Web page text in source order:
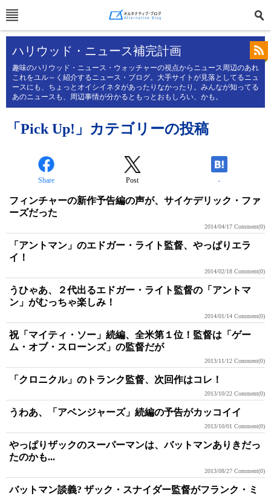
ハリウッド・ニュース補完計画
趣味のハリウッド・ニュース・ウォッチャーの視点からニュース周辺のあれ
これをユル～く紹介するニュース・ブログ。大手サイトが見落としてるニュ
ースにも、ちょっとオイシイネタがあったりなかったり。みんなが知ってる
あのニュースも、周辺事情が分かるともっとおもしろい、かも。
「Pick Up!」カテゴリーの投稿
Share Post -
フィンチャーの新作予告編の声が、サイケデリック・ファ
ーズだった
2014/04/17 Comment(0)
「アントマン」のエドガー・ライト監督、やっぱりエラ
イ！
2014/02/18 Comment(0)
うひゃあ、２代出るエドガー・ライト監督の「アントマ
ン」がむっちゃ楽しみ！
2014/01/14 Comment(0)
祝「マイティ・ソー」続編、全米第１位！監督は「ゲー
ム・オブ・スローンズ」の監督だが
2013/11/12 Comment(0)
「クロニクル」のトランク監督、次回作はコレ！
2013/10/22 Comment(0)
うわあ、「アベンジャーズ」続編の予告がカッコイイ
2013/10/01 Comment(0)
やっぱりザックのスーパーマンは、バットマンありきだっ
たのかも...
2013/08/27 Comment(0)
バットマン談義? ザック・スナイダー監督がフランク・ミ